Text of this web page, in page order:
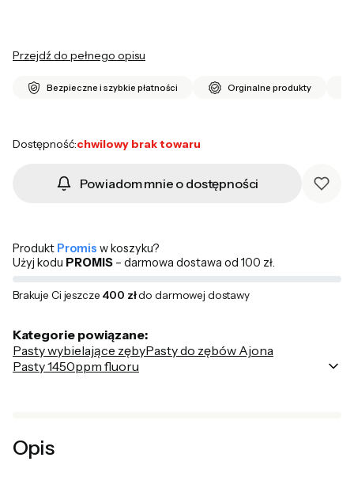
Przejdź do pełnego opisu
Bezpieczne i szybkie płatności Orginalne produkty
Dostępność:chwilowy brak towaru
Powiadom mnie o dostępności
Produkt Promis w koszyku?
Użyj kodu PROMIS – darmowa dostawa od 100 zł.
Brakuje Ci jeszcze 400 złdo darmowej dostawy
Kategorie powiązane:
Pasty wybielające zębyPasty do zębów Ajona
Pasty 1450ppm fluoru
Opis